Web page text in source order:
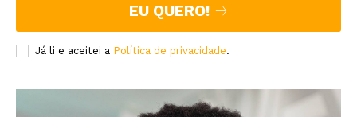
EU QUERO!
Já li e aceitei a Política de privacidade.